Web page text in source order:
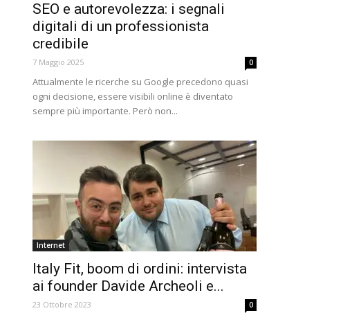
SEO e autorevolezza: i segnali
digitali di un professionista
credibile
7 Maggio 2025 0
Attualmente le ricerche su Google precedono quasi
ogni decisione, essere visibili online è diventato
sempre più importante. Però non...
Internet
Italy Fit, boom di ordini: intervista
ai founder Davide Archeoli e...
23 Ottobre 2023 0